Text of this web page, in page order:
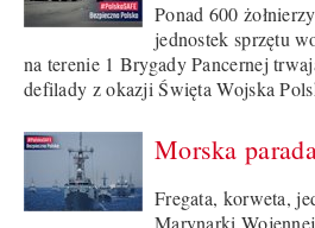
Ponad 600
jednostek sprzętu
na terenie 1 Brygady Pancernej
defilady z okazji Święta Wojska
Morska
Fregata, korweta,